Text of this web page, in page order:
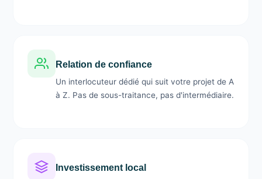
Relation de confiance
Un interlocuteur dédié qui suit votre projet de A
à Z. Pas de sous-traitance, pas d'intermédiaire.
Investissement local